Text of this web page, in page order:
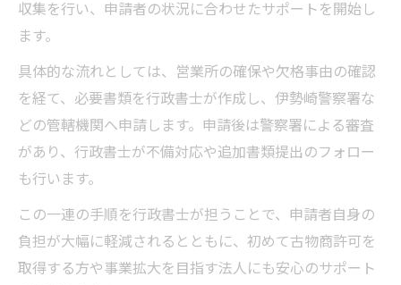
収集を行い、申請者の状況に合わせたサポートを開始し
ます。
具体的な流れとしては、営業所の確保や欠格事由の確認
を経て、必要書類を行政書士が作成し、伊勢崎警察署な
どの管轄機関へ申請します。申請後は警察署による審査
があり、行政書士が不備対応や追加書類提出のフォロー
も行います。
この一連の手順を行政書士が担うことで、申請者自身の
負担が大幅に軽減されるとともに、初めて古物商許可を
取得する方や事業拡大を目指す法人にも安心のサポート